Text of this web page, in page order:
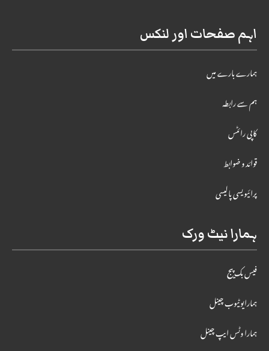
اہم صفحات اور لنکس
ہمارے بارے میں
ہم سے رابطہ
کاپی رائٹس
قوائد و ضوابط
پرائیویسی پالیسی
ہمارا نیٹ ورک
فیس بک پیج
ہمارایوٹیوب چینل
ہمارا وٹس ایپ چینل